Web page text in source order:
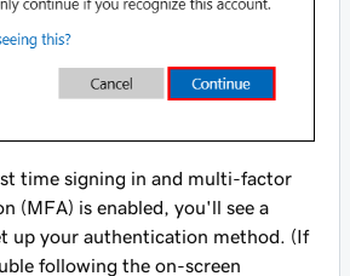
time signing in and multi-factor
(MFA) is enabled, you'll see a
up your authentication method. (If
following the on-screen